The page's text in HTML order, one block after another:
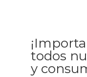
todos
y